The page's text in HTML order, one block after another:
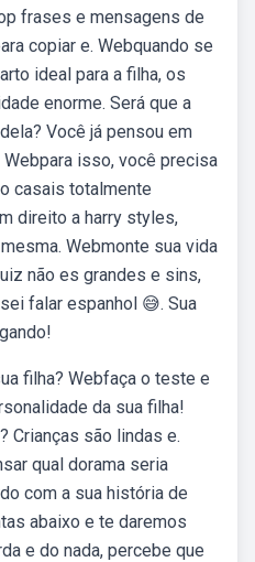
frases e mensagens de
copiar e. Webquando se
ideal para a filha, os
enorme. Será que a
Você já pensou em
isso, você precisa
casais totalmente
direito a harry styles,
Webmonte sua vida
não es grandes e sins,
falar espanhol 😅. Sua
filha? Webfaça o teste e
da sua filha!
Crianças são lindas e.
qual dorama seria
com a sua história de
abaixo e te daremos
e do nada, percebe que